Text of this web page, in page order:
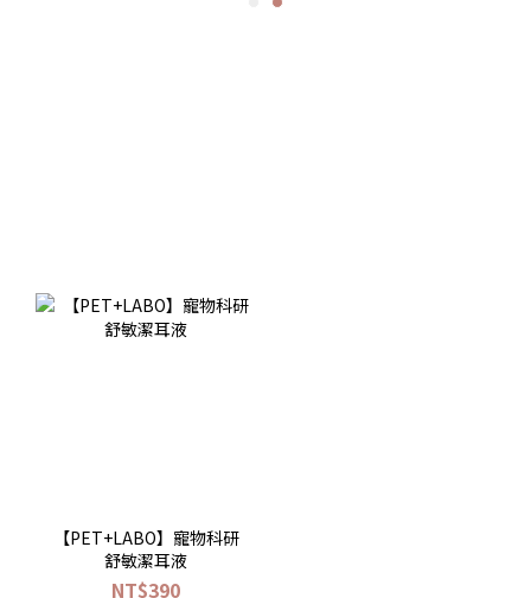
【PET+LABO】寵物科研
舒敏潔耳液
NT$390